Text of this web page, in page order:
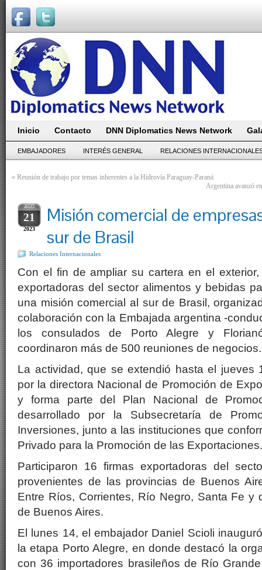
Inicio Contacto DNN Diplomatics News Network
EMBAJADORES INTERÉS GENERAL RELACIONES
« Reunión de trabajo por temas inherentes a la Hidrovía Paraguay-Paraná
Argentina avanzó
AGO
21
2023
Misión comercial de
sur de Brasil
Relaciones Internacionales
Con el fin de ampliar su cartera en el
exportadoras del sector alimentos y bebidas
una misión comercial al sur de Brasil,
colaboración con la Embajada argentina -
los consulados de Porto Alegre y
coordinaron más de 500 reuniones de negocios.
La actividad, que se extendió hasta el jueves
por la directora Nacional de Promoción de
y forma parte del Plan Nacional de
desarrollado por la Subsecretaría de
Inversiones, junto a las instituciones que
Privado para la Promoción de las Exportaciones.
Participaron 16 firmas exportadoras del
provenientes de las provincias de Buenos
Entre Ríos, Corrientes, Río Negro, Santa Fe y
de Buenos Aires.
El lunes 14, el embajador Daniel Scioli
la etapa Porto Alegre, en donde destacó la
con 36 importadores brasileños de Río